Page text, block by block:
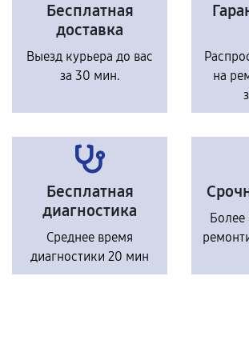
Бесплатная
доставка
Выезд курьера до вас
за 30 мин.
на
Бесплатная
диагностика
Среднее время
диагностики 20 мин